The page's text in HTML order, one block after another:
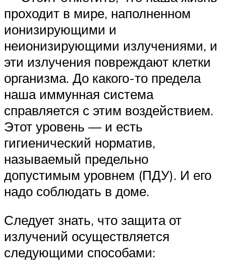
проходит в мире, наполненном
ионизирующими и
неионизирующими излучениями, и
эти излучения повреждают клетки
организма. До какого-то предела
наша иммунная система
справляется с этим воздействием.
Этот уровень — и есть
гигиенический норматив,
называемый предельно
допустимым уровнем (ПДУ). И его
надо соблюдать в доме.
Следует знать, что защита от
излучений осуществляется
следующими способами: